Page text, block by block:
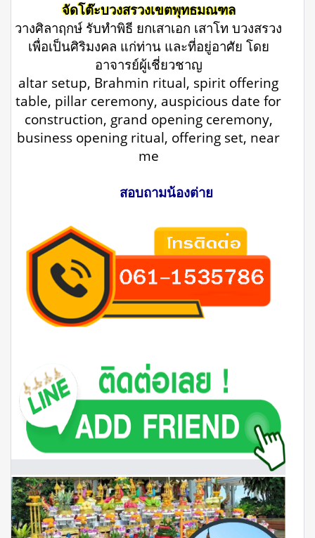
จัดโต๊ะบวงสรวงเขตพุทธมณฑล
วางศิลาฤกษ์ รับทำพิธี ยกเสาเอก เสาโท บวงสรวง
เพื่อเป็นศิริมงคล แก่ท่าน และที่อยู่อาศัย โดย
อาจารย์ผู้เชี่ยวชาญ
altar setup, Brahmin ritual, spirit offering
table, pillar ceremony, auspicious date for
construction, grand opening ceremony,
business opening ritual, offering set, near
me
สอบถามน้องต่าย